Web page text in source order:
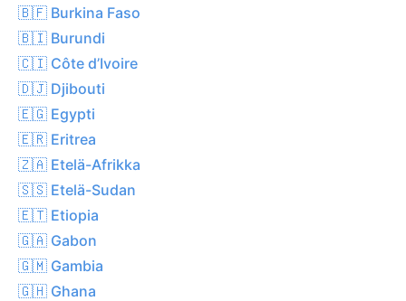
🇧🇫 Burkina Faso
🇧🇮 Burundi
🇨🇮 Côte d’Ivoire
🇩🇯 Djibouti
🇪🇬 Egypti
🇪🇷 Eritrea
🇿🇦 Etelä-Afrikka
🇸🇸 Etelä-Sudan
🇪🇹 Etiopia
🇬🇦 Gabon
🇬🇲 Gambia
🇬🇭 Ghana